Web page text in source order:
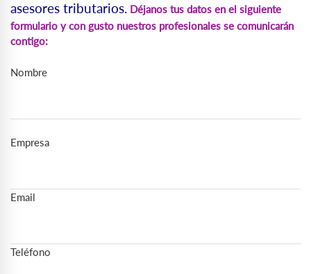
asesores tributarios. Déjanos tus datos en el siguiente
formulario y con gusto nuestros profesionales se comunicarán
contigo:
Nombre
Empresa
Email
Teléfono